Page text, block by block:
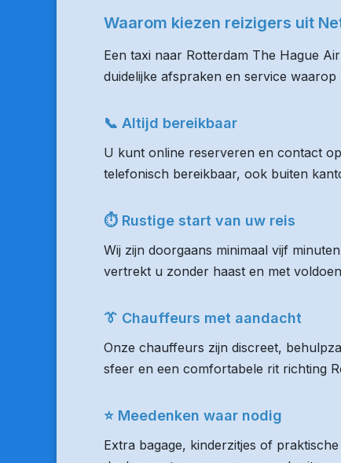
Waarom kiezen reizigers uit
Een taxi naar Rotterdam The Hague
duidelijke afspraken en service
📞 Altijd bereikbaar
U kunt online reserveren en contact
telefonisch bereikbaar, ook buiten
⏱ Rustige start van uw reis
Wij zijn doorgaans minimaal vijf
vertrekt u zonder haast en met
👔 Chauffeurs met aandacht
Onze chauffeurs zijn discreet,
sfeer en een comfortabele rit richting
⭐ Meedenken waar nodig
Extra bagage, kinderzitjes of